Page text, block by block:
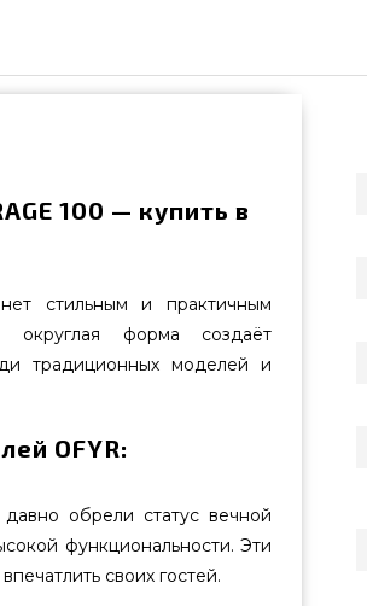
100 — купить в
стильным и практичным
округлая форма создаёт
традиционных моделей и
OFYR:
обрели статус вечной
функциональности. Эти
своих гостей.